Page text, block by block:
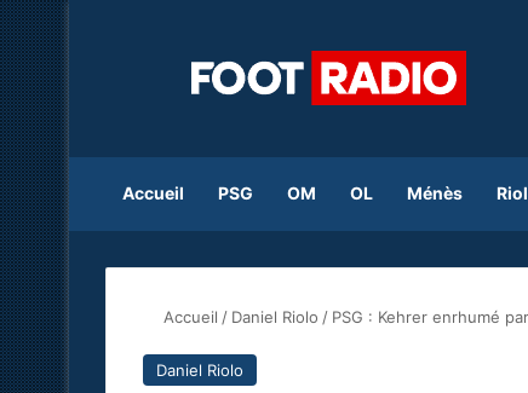
Accueil PSG OM OL Ménès
Accueil / Daniel Riolo / PSG : Kehrer enrhumé
Daniel Riolo